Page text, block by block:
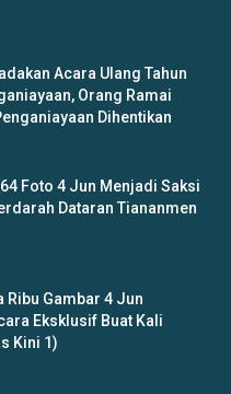
Acara Ulang Tahun
Orang Ramai
Dihentikan
Foto 4 Jun Menjadi Saksi
Dataran Tiananmen
Ribu Gambar 4 Jun
Eksklusif Buat Kali
Kini 1)